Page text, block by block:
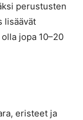
perustusten
lisäävät
jopa 10–20
eristeet ja